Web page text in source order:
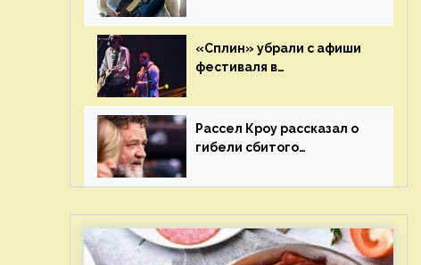
иноагента
«Сплин» убрали с афиши
фестиваля в
жалобы «Союза отцов»
Рассел Кроу рассказал о
гибели сбитого